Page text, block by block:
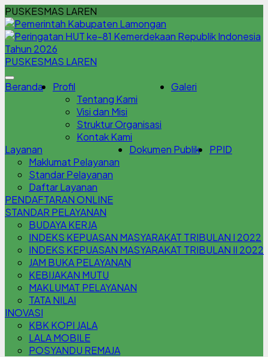
PUSKESMAS LAREN
PUSKESMAS LAREN
Beranda
Profil
Tentang Kami
Visi dan Misi
Struktur Organisasi
Kontak Kami
Galeri
Layanan
Maklumat Pelayanan
Standar Pelayanan
Daftar Layanan
Dokumen Publik PPID
PENDAFTARAN ONLINE
STANDAR PELAYANAN
BUDAYA KERJA
INDEKS KEPUASAN MASYARAKAT TRIBULAN I 2022
INDEKS KEPUASAN MASYARAKAT TRIBULAN II 2022
JAM BUKA PELAYANAN
KEBIJAKAN MUTU
MAKLUMAT PELAYANAN
TATA NILAI
INOVASI
KBK KOPI JALA
LALA MOBILE
POSYANDU REMAJA